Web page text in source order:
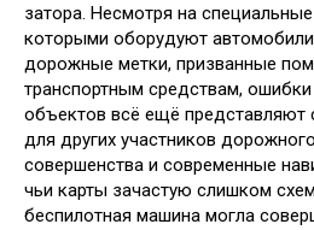
затора. Несмотря на
которыми оборудуют
дорожные метки, призванные
транспортным средствам,
объектов всё ещё представляют
для других участников
совершенства и современные
чьи карты зачастую слишком
беспилотная машина могла